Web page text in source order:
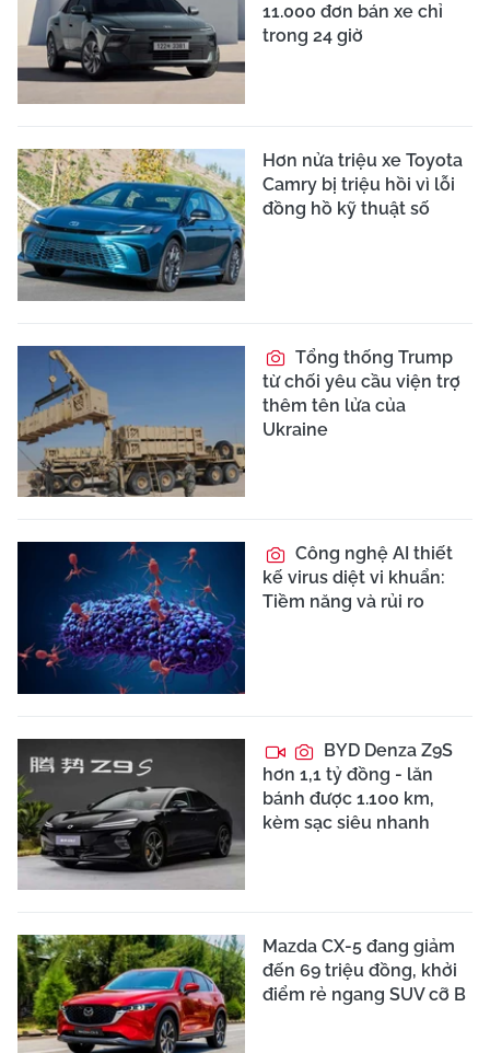
11.000 đơn bán xe chỉ
trong 24 giờ
Hơn nửa triệu xe Toyota
Camry bị triệu hồi vì lỗi
đồng hồ kỹ thuật số
Tổng thống Trump
từ chối yêu cầu viện trợ
thêm tên lửa của
Ukraine
Công nghệ AI thiết
kế virus diệt vi khuẩn:
Tiềm năng và rủi ro
BYD Denza Z9S
hơn 1,1 tỷ đồng - lăn
bánh được 1.100 km,
kèm sạc siêu nhanh
Mazda CX-5 đang giảm
đến 69 triệu đồng, khởi
điểm rẻ ngang SUV cỡ B